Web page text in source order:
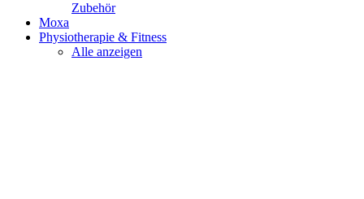
Zubehör
Moxa
Physiotherapie & Fitness
Alle anzeigen